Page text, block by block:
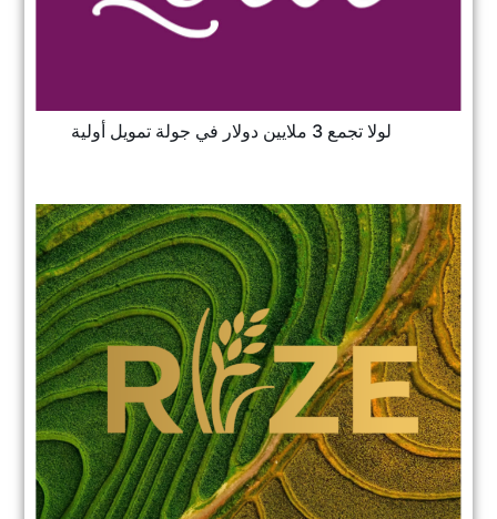
لولا تجمع 3 ملايين دولار في جولة تمويل أولية